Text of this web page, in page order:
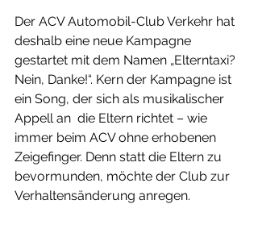
Der ACV Automobil-Club Verkehr hat
deshalb eine neue Kampagne
gestartet mit dem Namen „Elterntaxi?
Nein, Danke!“. Kern der Kampagne ist
ein Song, der sich als musikalischer
Appell an  die Eltern richtet – wie
immer beim ACV ohne erhobenen
Zeigefinger. Denn statt die Eltern zu
bevormunden, möchte der Club zur
Verhaltensänderung anregen.